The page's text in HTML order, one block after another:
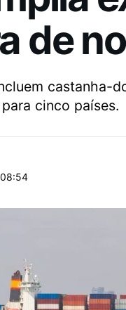
de
castanha-
cinco países.